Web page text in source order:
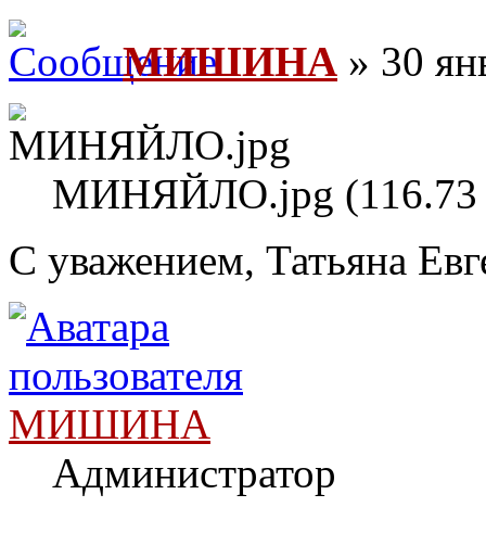
МИШИНА » 30
МИНЯЙЛО.jpg (116.73
С уважением, Татьяна
МИШИНА
Администратор